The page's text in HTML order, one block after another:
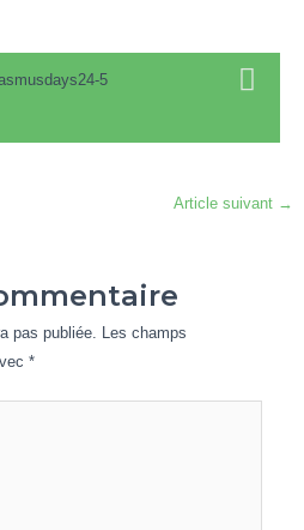
Article suivant →
pas publiée. Les champs
*